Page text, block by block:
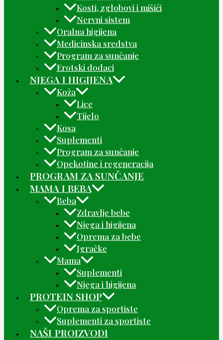
Kosti, zglobovi i mišići
Nervni sistem
Oralna higijena
Medicinska sredstva
Program za sunčanje
Erotski dodaci
NJEGA I HIGIJENA
Koža
Lice
Tijelo
Kosa
Suplementi
Program za sunčanje
Opekotine i regeneracija
PROGRAM ZA SUNČANJE
MAMA I BEBA
Beba
Zdravlje bebe
Njega i higijena
Oprema za bebe
Igračke
Mama
Suplementi
Njega i higijena
PROTEIN SHOP
Oprema za sportiste
Suplementi za sportiste
NAŠI PROIZVODI